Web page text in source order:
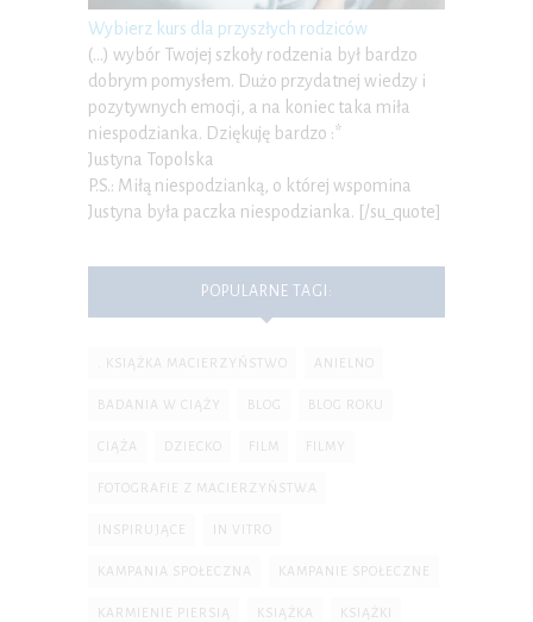
Wybierz kurs dla przyszłych rodziców
(…) wybór Twojej szkoły rodzenia był bardzo
dobrym pomysłem. Dużo przydatnej wiedzy i
pozytywnych emocji, a na koniec taka miła
niespodzianka. Dziękuję bardzo :*
Justyna Topolska
P.S.: Miłą niespodzianką, o której wspomina
Justyna była paczka niespodzianka. [/su_quote]
POPULARNE TAGI:
. KSIĄŻKA MACIERZYŃSTWO ANIELNO
BADANIA W CIĄŻY BLOG BLOG ROKU
CIĄŻA DZIECKO FILM FILMY
FOTOGRAFIE Z MACIERZYŃSTWA
INSPIRUJĄCE IN VITRO
KAMPANIA SPOŁECZNA KAMPANIE SPOŁECZNE
KARMIENIE PIERSIĄ KSIĄŻKA KSIĄŻKI